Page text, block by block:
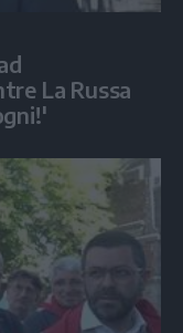
La Russa